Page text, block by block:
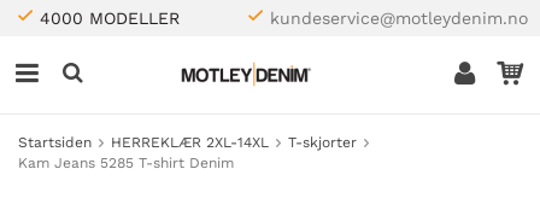
4000 MODELLER kundeservice@motleydenim.no
Startsiden HERREKLÆR 2XL-14XL
T-skjorter
Kam Jeans 5285 T-shirt Denim